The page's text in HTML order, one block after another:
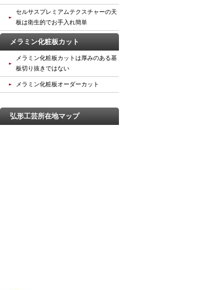
セルサスプレミアムテクスチャーの天
板は衛生的でお手入れ簡単
メラミン化粧板カット
メラミン化粧板カットは厚みのある基
板切り抜きではない
メラミン化粧板オーダーカット
弘形工芸所在地マップ